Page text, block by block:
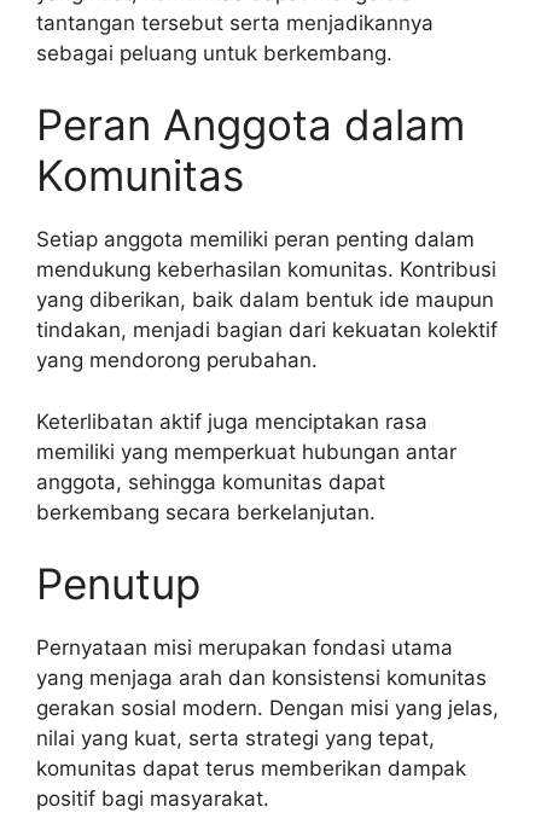
tantangan tersebut serta menjadikannya
sebagai peluang untuk berkembang.
Peran Anggota dalam
Komunitas
Setiap anggota memiliki peran penting dalam
mendukung keberhasilan komunitas. Kontribusi
yang diberikan, baik dalam bentuk ide maupun
tindakan, menjadi bagian dari kekuatan kolektif
yang mendorong perubahan.
Keterlibatan aktif juga menciptakan rasa
memiliki yang memperkuat hubungan antar
anggota, sehingga komunitas dapat
berkembang secara berkelanjutan.
Penutup
Pernyataan misi merupakan fondasi utama
yang menjaga arah dan konsistensi komunitas
gerakan sosial modern. Dengan misi yang jelas,
nilai yang kuat, serta strategi yang tepat,
komunitas dapat terus memberikan dampak
positif bagi masyarakat.